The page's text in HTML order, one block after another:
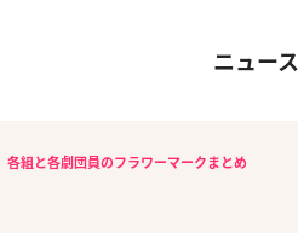
ニュース
各組と各劇団員のフラワーマークまとめ